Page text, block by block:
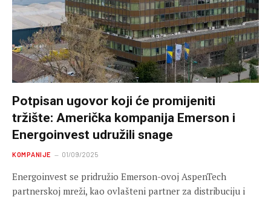
Potpisan ugovor koji će promijeniti
tržište: Američka kompanija Emerson i
Energoinvest udružili snage
KOMPANIJE 01/09/2025
Energoinvest se pridružio Emerson-ovoj AspenTech
partnerskoj mreži, kao ovlašteni partner za distribuciju i